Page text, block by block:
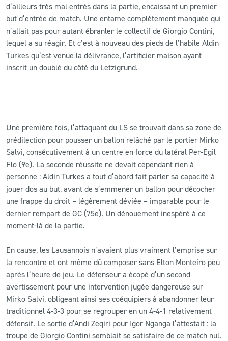
MATCH DES CELEBRITES
PRESSE ET MEDIAS
d’ailleurs très mal entrés dans la partie, encaissant un premier
but d’entrée de match. Une entame complètement manquée qui
n’allait pas pour autant ébranler le collectif de Giorgio Contini,
lequel a su réagir. Et c’est à nouveau des pieds de l’habile Aldin
Turkes qu’est venue la délivrance, l’artificier maison ayant
inscrit un doublé du côté du Letzigrund.
Une première fois, l’attaquant du LS se trouvait dans sa zone de
prédilection pour pousser un ballon relâché par le portier Mirko
Salvi, consécutivement à un centre en force du latéral Per-Egil
Flo (9e). La seconde réussite ne devait cependant rien à
personne : Aldin Turkes a tout d’abord fait parler sa capacité à
jouer dos au but, avant de s’emmener un ballon pour décocher
une frappe du droit – légèrement déviée – imparable pour le
dernier rempart de GC (75e). Un dénouement inespéré à ce
moment-là de la partie.
En cause, les Lausannois n’avaient plus vraiment l’emprise sur
la rencontre et ont même dû composer sans Elton Monteiro peu
après l’heure de jeu. Le défenseur a écopé d’un second
avertissement pour une intervention jugée dangereuse sur
Mirko Salvi, obligeant ainsi ses coéquipiers à abandonner leur
traditionnel 4-3-3 pour se regrouper en un 4-4-1 relativement
défensif. Le sortie d’Andi Zeqiri pour Igor Nganga l’attestait : la
troupe de Giorgio Contini semblait se satisfaire de ce match nul.